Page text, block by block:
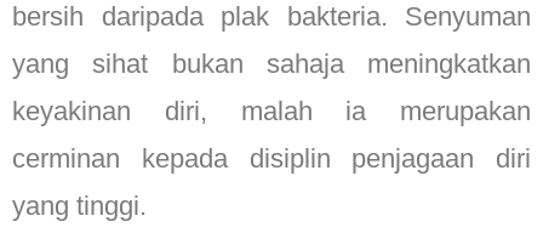
bersih daripada plak bakteria. Senyuman
yang sihat bukan sahaja meningkatkan
keyakinan diri, malah ia merupakan
cerminan kepada disiplin penjagaan diri
yang tinggi.